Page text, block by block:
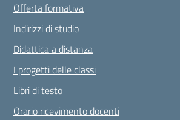
Offerta formativa
Indirizzi di studio
Didattica a distanza
I progetti delle classi
Libri di testo
Orario ricevimento docenti